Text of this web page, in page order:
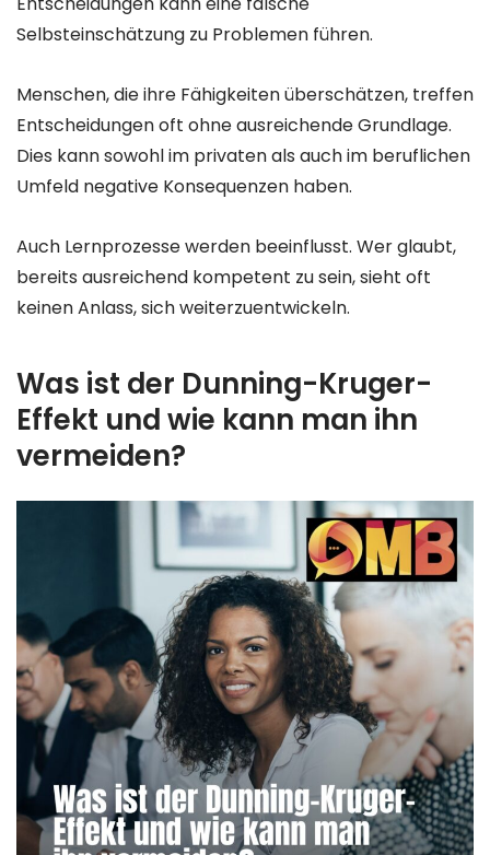
Selbsteinschätzung zu Problemen führen.
Menschen, die ihre Fähigkeiten überschätzen, treffen
Entscheidungen oft ohne ausreichende Grundlage.
Dies kann sowohl im privaten als auch im beruflichen
Umfeld negative Konsequenzen haben.
Auch Lernprozesse werden beeinflusst. Wer glaubt,
bereits ausreichend kompetent zu sein, sieht oft
keinen Anlass, sich weiterzuentwickeln.
Was ist der Dunning-Kruger-
Effekt und wie kann man ihn
vermeiden?